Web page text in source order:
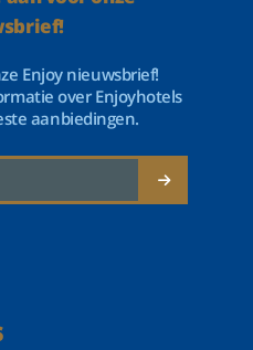
Enjoy nieuwsbrief!
over Enjoyhotels
aanbiedingen.